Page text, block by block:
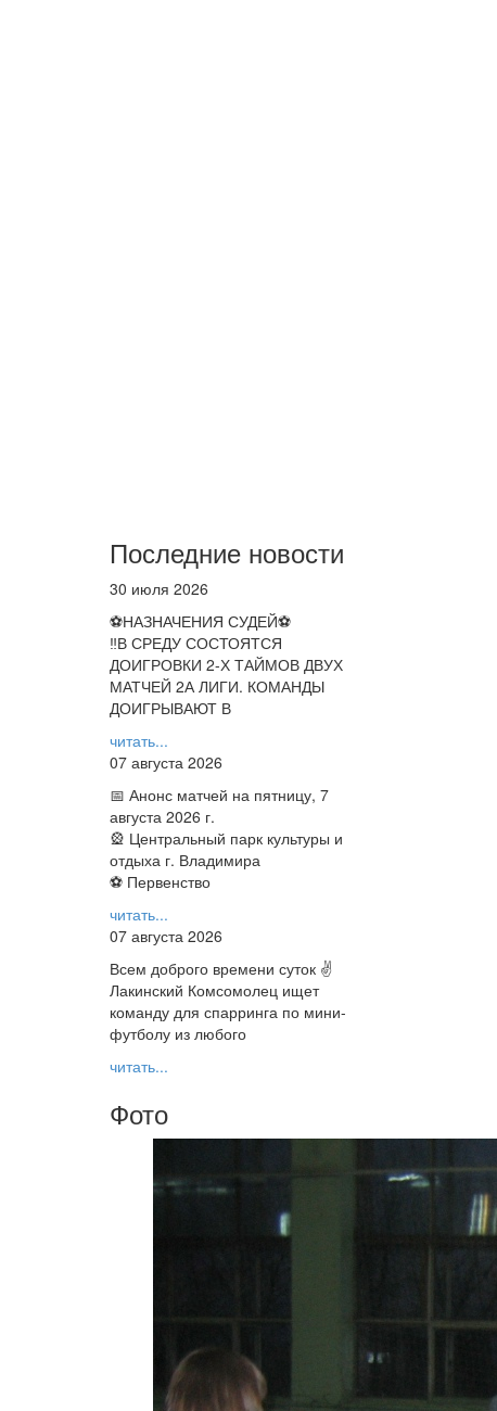
Последние новости
30 июля 2026
⚽НАЗНАЧЕНИЯ СУДЕЙ⚽
‼В СРЕДУ СОСТОЯТСЯ
ДОИГРОВКИ 2-Х ТАЙМОВ ДВУХ
МАТЧЕЙ 2А ЛИГИ. КОМАНДЫ
ДОИГРЫВАЮТ В
читать...
07 августа 2026
📅 Анонс матчей на пятницу, 7
августа 2026 г.
🎡 Центральный парк культуры и
отдыха г. Владимира
⚽ Первенство
читать...
07 августа 2026
Всем доброго времени суток ✌
Лакинский Комсомолец ищет
команду для спарринга по мини-
футболу из любого
читать...
Фото